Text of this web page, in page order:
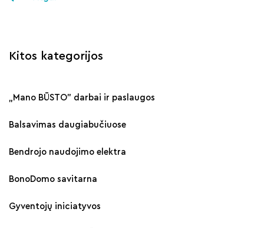
Kitos kategorijos
„Mano BŪSTO" darbai ir paslaugos
Balsavimas daugiabučiuose
Bendrojo naudojimo elektra
BonoDomo savitarna
Gyventojų iniciatyvos